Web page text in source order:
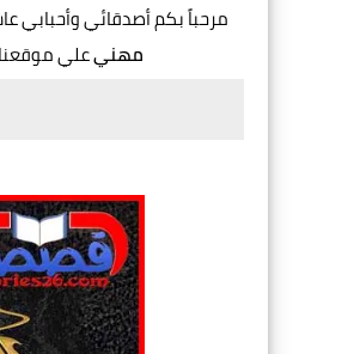
مرحباً بكم أصدقائي وأحبابي
مهنيعلي